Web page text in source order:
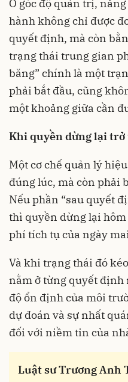
Ở góc độ quản trị,
hành không chỉ được
quyết định, mà còn
trạng thái trung gian
băng” chính là một
phải bắt đầu, cũng
một khoảng giữa cần
Khi quyền dừng lại
Một cơ chế quản lý
đúng lúc, mà còn phải
Nếu phần “sau quyết
thì quyền dừng lại
phí tích tụ của ngày
Và khi trạng thái đó
nằm ở từng quyết định
độ ổn định của môi
dự đoán và sự nhất
đối với niềm tin của
Luật sư Trương Anh